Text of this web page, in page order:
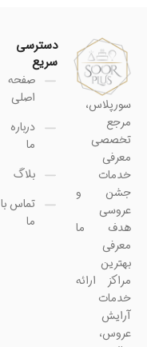
سورپلاس،
مرجع
تخصصی
معرفی
خدمات
جشن و
عروسی
هدف ما
معرفی
بهترین
مراکز ارائه
خدمات
آرایش
عروس،
دسترسی
سریع
صفحه
اصلی
درباره
ما
بلاگ
تماس با
ما